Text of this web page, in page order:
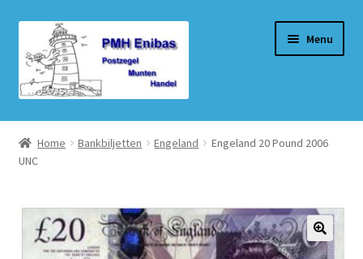
door
naar
navigatie
naar
de
inhoud
Menu
Home
Beurzen
Winkel
Winkelmand
Home Bankbiljetten Engeland
Engeland 20 Pound 2006
UNC